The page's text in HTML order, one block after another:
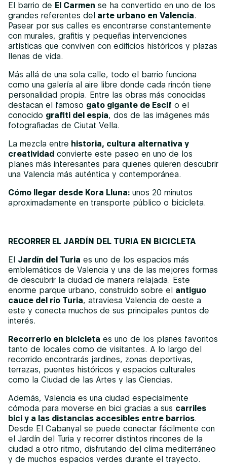
El barrio de El Carmen se ha convertido en uno de los
grandes referentes del arte urbano en Valencia.
Pasear por sus calles es encontrarse constantemente
con murales, grafitis y pequeñas intervenciones
artísticas que conviven con edificios históricos y plazas
llenas de vida.
Más allá de una sola calle, todo el barrio funciona
como una galería al aire libre donde cada rincón tiene
personalidad propia. Entre las obras más conocidas
destacan el famoso gato gigante de Escif o el
conocido grafiti del espía, dos de las imágenes más
fotografiadas de Ciutat Vella.
La mezcla entre historia, cultura alternativa y
creatividad convierte este paseo en uno de los
planes más interesantes para quienes quieren descubrir
una Valencia más auténtica y contemporánea.
Cómo llegar desde Kora Lluna: unos 20 minutos
aproximadamente en transporte público o bicicleta.
RECORRER EL JARDÍN DEL TURIA EN BICICLETA
El Jardín del Turia es uno de los espacios más
emblemáticos de Valencia y una de las mejores formas
de descubrir la ciudad de manera relajada. Este
enorme parque urbano, construido sobre el antiguo
cauce del río Turia, atraviesa Valencia de oeste a
este y conecta muchos de sus principales puntos de
interés.
Recorrerlo en bicicleta es uno de los planes favoritos
tanto de locales como de visitantes. A lo largo del
recorrido encontrarás jardines, zonas deportivas,
terrazas, puentes históricos y espacios culturales
como la Ciudad de las Artes y las Ciencias.
Además, Valencia es una ciudad especialmente
cómoda para moverse en bici gracias a sus carriles
bici y a las distancias accesibles entre barrios.
Desde El Cabanyal se puede conectar fácilmente con
el Jardín del Turia y recorrer distintos rincones de la
ciudad a otro ritmo, disfrutando del clima mediterráneo
y de muchos espacios verdes durante el trayecto.